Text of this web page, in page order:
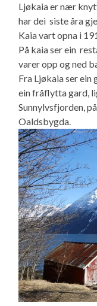
Ljøkaia er nær
har dei siste åra
Kaia vart opna i
På kaia ser ein
varer opp og ned
Fra Ljøkaia ser
ein fråflytta gard,
Sunnylvsfjorden,
Oaldsbygda.